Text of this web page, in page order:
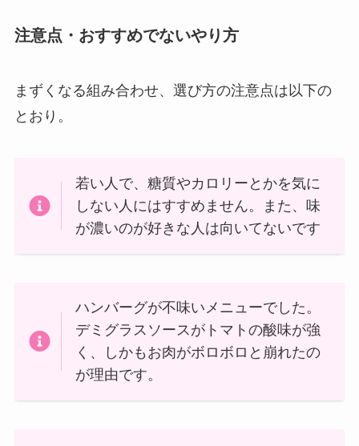
注意点・おすすめでないやり方
まずくなる組み合わせ、選び方の注意点は以下の
とおり。
若い人で、糖質やカロリーとかを気に
しない人にはすすめません。また、味
が濃いのが好きな人は向いてないです
ハンバーグが不味いメニューでした。
デミグラスソースがトマトの酸味が強
く、しかもお肉がボロボロと崩れたの
が理由です。